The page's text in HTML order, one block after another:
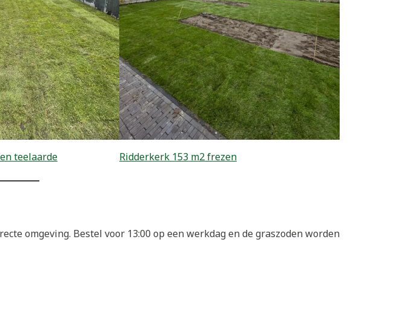
teelaarde Ridderkerk 153 m2 frezen
omgeving. Bestel voor 13:00 op een werkdag en de graszoden worden